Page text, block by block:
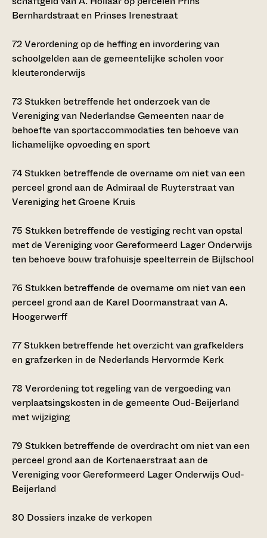
Bernhardstraat en Prinses Irenestraat
72Verordening op de heffing en invordering van
schoolgelden aan de gemeentelijke scholen voor
kleuteronderwijs
73Stukken betreffende het onderzoek van de
Vereniging van Nederlandse Gemeenten naar de
behoefte van sportaccommodaties ten behoeve van
lichamelijke opvoeding en sport
74Stukken betreffende de overname om niet van een
perceel grond aan de Admiraal de Ruyterstraat van
Vereniging het Groene Kruis
75 Stukken betreffende de vestiging recht van opstal
met de Vereniging voor Gereformeerd Lager Onderwijs
ten behoeve bouw trafohuisje speelterrein de Bijlschool
76 Stukken betreffende de overname om niet van een
perceel grond aan de Karel Doormanstraat van A.
Hoogerwerff
77Stukken betreffende het overzicht van grafkelders
en grafzerken in de Nederlands Hervormde Kerk
78 Verordening tot regeling van de vergoeding van
verplaatsingskosten in de gemeente Oud-Beijerland
met wijziging
79 Stukken betreffende de overdracht om niet van een
perceel grond aan de Kortenaerstraat aan de
Vereniging voor Gereformeerd Lager Onderwijs Oud-
Beijerland
80 Dossiers inzake de verkopen